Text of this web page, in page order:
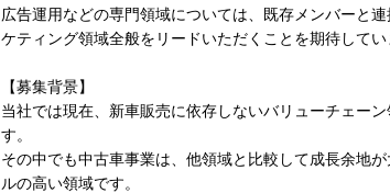
広告運用などの専門領域については、既存メンバーと
ケティング領域全般をリードいただくことを期待してい
【募集背景】
当社では現在、新車販売に依存しないバリューチェー
す。
その中でも中古車事業は、他領域と比較して成長余地
ルの高い領域です。